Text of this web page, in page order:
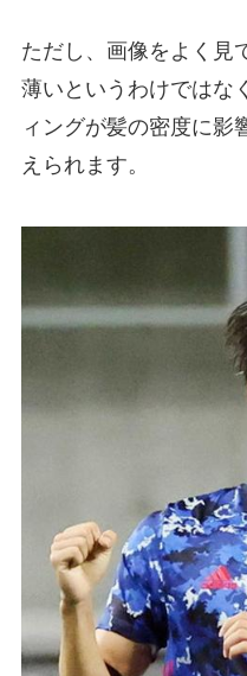
ただし、画像をよく見
薄いというわけではな
ィングが髪の密度に影
えられます。